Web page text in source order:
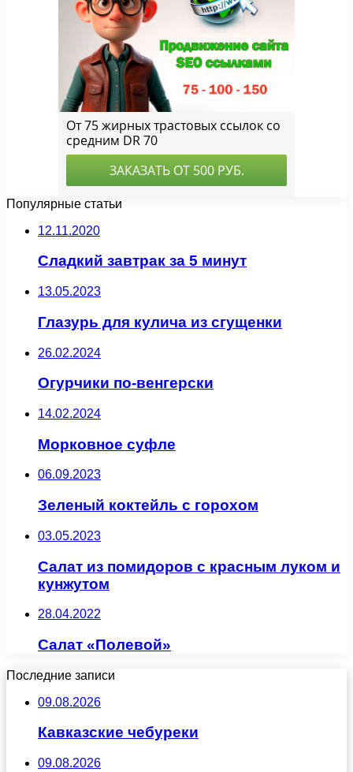
Популярные статьи
12.11.2020
Сладкий завтрак за 5 минут
13.05.2023
Глазурь для кулича из сгущенки
26.02.2024
Огурчики по-венгерски
14.02.2024
Морковное суфле
06.09.2023
Зеленый коктейль с горохом
03.05.2023
Салат из помидоров с красным луком и
кунжутом
28.04.2022
Салат «Полевой»
Последние записи
09.08.2026
Кавказские чебуреки
09.08.2026